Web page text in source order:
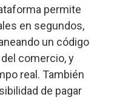
permite
en segundos,
un código
comercio, y
real. También
de pagar